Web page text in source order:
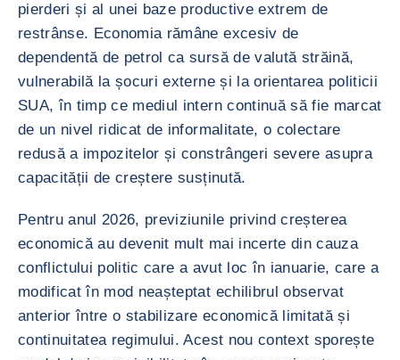
pierderi și al unei baze productive extrem de
restrânse. Economia rămâne excesiv de
dependentă de petrol ca sursă de valută străină,
vulnerabilă la șocuri externe și la orientarea politicii
SUA, în timp ce mediul intern continuă să fie marcat
de un nivel ridicat de informalitate, o colectare
redusă a impozitelor și constrângeri severe asupra
capacității de creștere susținută.
Pentru anul 2026, previziunile privind creșterea
economică au devenit mult mai incerte din cauza
conflictului politic care a avut loc în ianuarie, care a
modificat în mod neașteptat echilibrul observat
anterior între o stabilizare economică limitată și
continuitatea regimului. Acest nou context sporește